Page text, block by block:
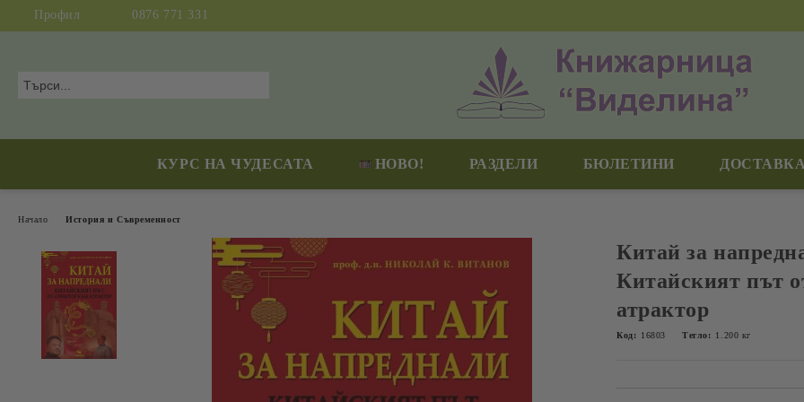
Профил 0876 771 331
КУРС НА ЧУДЕСАТА НОВО! РАЗДЕЛИ БЮЛЕТИНИ
Начало История и Съвременност
Китай за
Китайският път
атрактор
Код: 16803 Тегло: 1.200 кг